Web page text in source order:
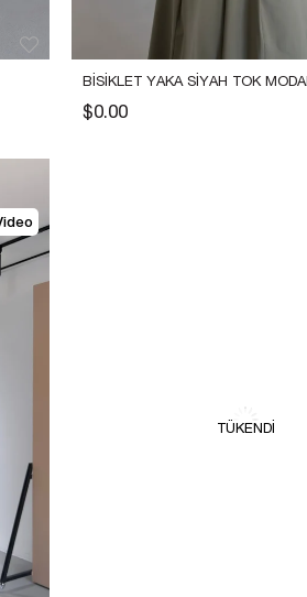
BISIKLET YAKA SIYAH TOK
$0.00
TÜKENDI